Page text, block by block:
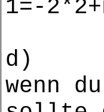
1=-
d)
wenn